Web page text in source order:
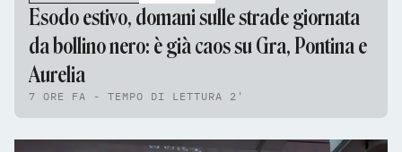
Esodo estivo, domani sulle strade giornata
da bollino nero: è già caos su Gra, Pontina e
Aurelia
7 ORE FA - TEMPO DI LETTURA 2'